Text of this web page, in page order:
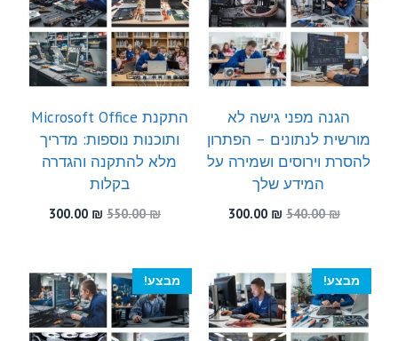
הגנה מפני גישה לא
מורשית לנתונים – הפתרון
להסרת וירוסים ושמירה על
המידע שלך
540.00₪
המחיר
540.00 ₪.
300.00 ₪
300.00 ₪.
התקנת Microsoft Office
ותוכנות נוספות: מדריך
מלא להתקנה והגדרה
בקלות
550.00₪
המחיר
550.00 ₪.
300.00 ₪
המחיר
300.00 ₪.
מבצע! מבצע!